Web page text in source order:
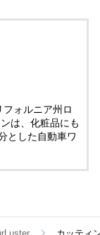
ォルニア州ロ
は、化粧品にも
とした自動車ワ
ター」の名で本
級なカーワック
始されたのは、